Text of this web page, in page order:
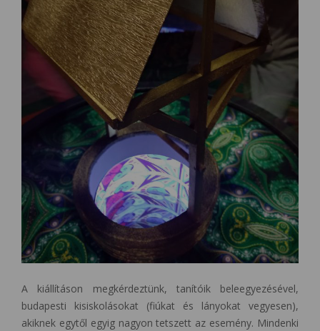
A kiállításon megkérdeztünk, tanítóik beleegyezésével,
budapesti kisiskolásokat (fiúkat és lányokat vegyesen),
akiknek egytől egyig nagyon tetszett az esemény. Mindenki